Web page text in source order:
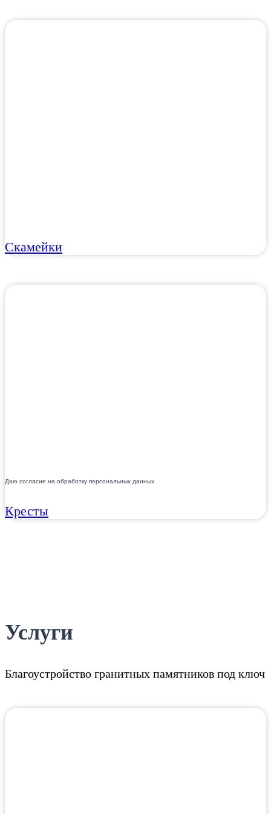
Даю согласие на обработку персональных данных
Скамейки
Кресты
Услуги
Благоустройство гранитных памятников под ключ